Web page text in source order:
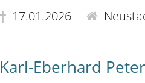
17.01.2026
Karl-Eberhard